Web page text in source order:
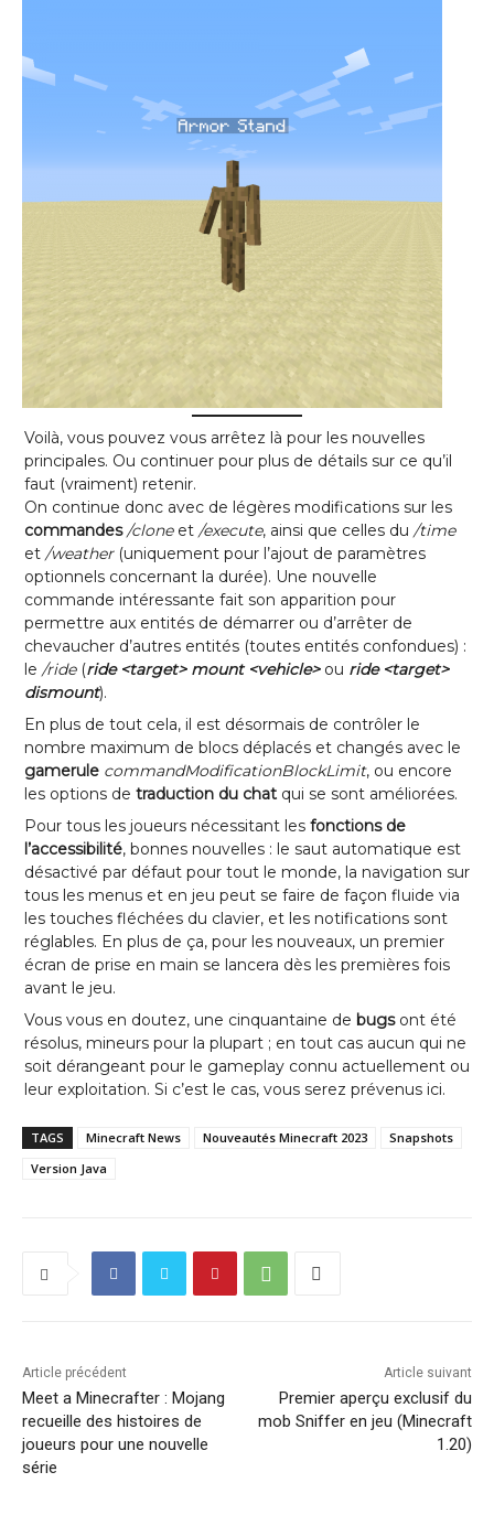
Voilà, vous pouvez vous arrêtez là pour les nouvelles
principales. Ou continuer pour plus de détails sur ce qu’il
faut (vraiment) retenir.
On continue donc avec de légères modifications sur les
commandes /cloneet /execute, ainsi que celles du /time
et /weather(uniquement pour l’ajout de paramètres
optionnels concernant la durée). Une nouvelle
commande intéressante fait son apparition pour
permettre aux entités de démarrer ou d’arrêter de
chevaucher d’autres entités (toutes entités confondues) :
le /ride(ride <target> mount <vehicle>ou ride <target>
dismount).
En plus de tout cela, il est désormais de contrôler le
nombre maximum de blocs déplacés et changés avec le
gamerule commandModificationBlockLimit, ou encore
les options de traduction du chat qui se sont améliorées.
Pour tous les joueurs nécessitant les fonctions de
l’accessibilité, bonnes nouvelles : le saut automatique est
désactivé par défaut pour tout le monde, la navigation sur
tous les menus et en jeu peut se faire de façon fluide via
les touches fléchées du clavier, et les notifications sont
réglables. En plus de ça, pour les nouveaux, un premier
écran de prise en main se lancera dès les premières fois
avant le jeu.
Vous vous en doutez, une cinquantaine de bugs ont été
résolus, mineurs pour la plupart ; en tout cas aucun qui ne
soit dérangeant pour le gameplay connu actuellement ou
leur exploitation. Si c’est le cas, vous serez prévenus ici.
TAGS Minecraft News Nouveautés Minecraft 2023
Snapshots
Version Java
Article précédent
Meet a Minecrafter : Mojang
recueille des histoires de
joueurs pour une nouvelle
série
Article suivant
Premier aperçu exclusif du
mob Sniffer en jeu (Minecraft
1.20)